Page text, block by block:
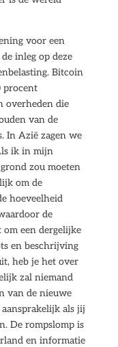
voor een
inleg op deze
Bitcoin
procent
overheden die
van de
In Azië zagen we
ik in mijn
zou moeten
om de
hoeveelheid
de
een dergelijke
en beschrijving
heb je het over
zal niemand
van de nieuwe
als jij
De rompslomp is
en informatie